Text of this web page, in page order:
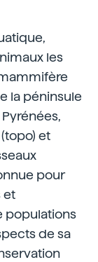
les
la péninsule
et
pour
et
populations
de sa